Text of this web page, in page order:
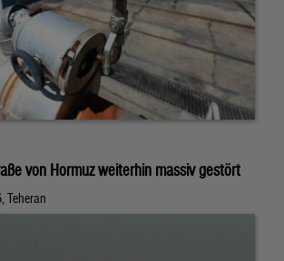
von Hormuz weiterhin massiv gestört
Teheran